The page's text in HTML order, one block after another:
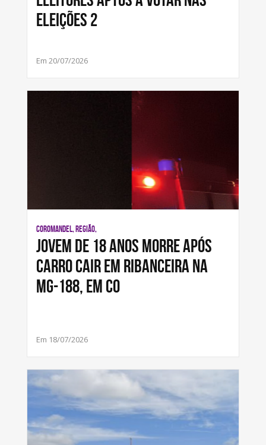
Eleições 2
Em 20/07/2026
COROMANDEL, REGIÃO,
Jovem de 18 anos morre após
carro cair em ribanceira na
MG-188, em Co
Em 18/07/2026